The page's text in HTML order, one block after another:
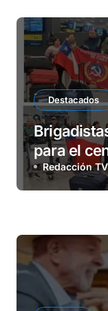
Destacados
para el
Redacción